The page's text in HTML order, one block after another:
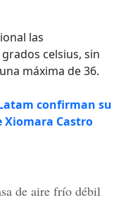
las
celsius, sin
máxima de 36.
confirman su
Xiomara Castro
de aire frío débil